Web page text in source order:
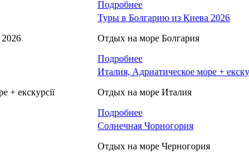
Подробнее
Туры в Болгарию из Киева 2026
Отдых на море Болгария
Подробнее
Италия, Адриатическое море +
Отдых на море Италия
Подробнее
Солнечная Чорногория
Отдых на море Черногория